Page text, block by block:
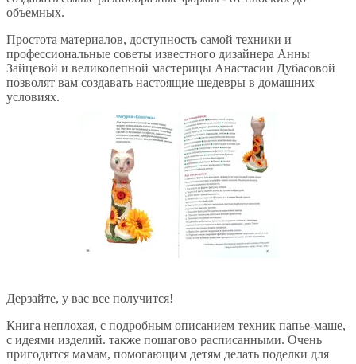
объемных.
Простота материалов, доступность самой техники и
профессиональные советы известного дизайнера Анны
Зайцевой и великолепной мастерицы Анастасии Дубасовой
позволят вам создавать настоящие шедевры в домашних
условиях.
Дерзайте, у вас все получится!
Книга неплохая, с подробным описанием техник папье-маше,
с идеями изделий. также пошагово расписанными. Очень
пригодится мамам, помогающим детям делать поделки для